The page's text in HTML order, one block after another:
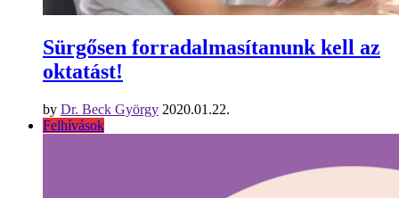
Sürgősen forradalmasítanunk kell az
oktatást!
by Dr. Beck György 2020.01.22.
Felhívások